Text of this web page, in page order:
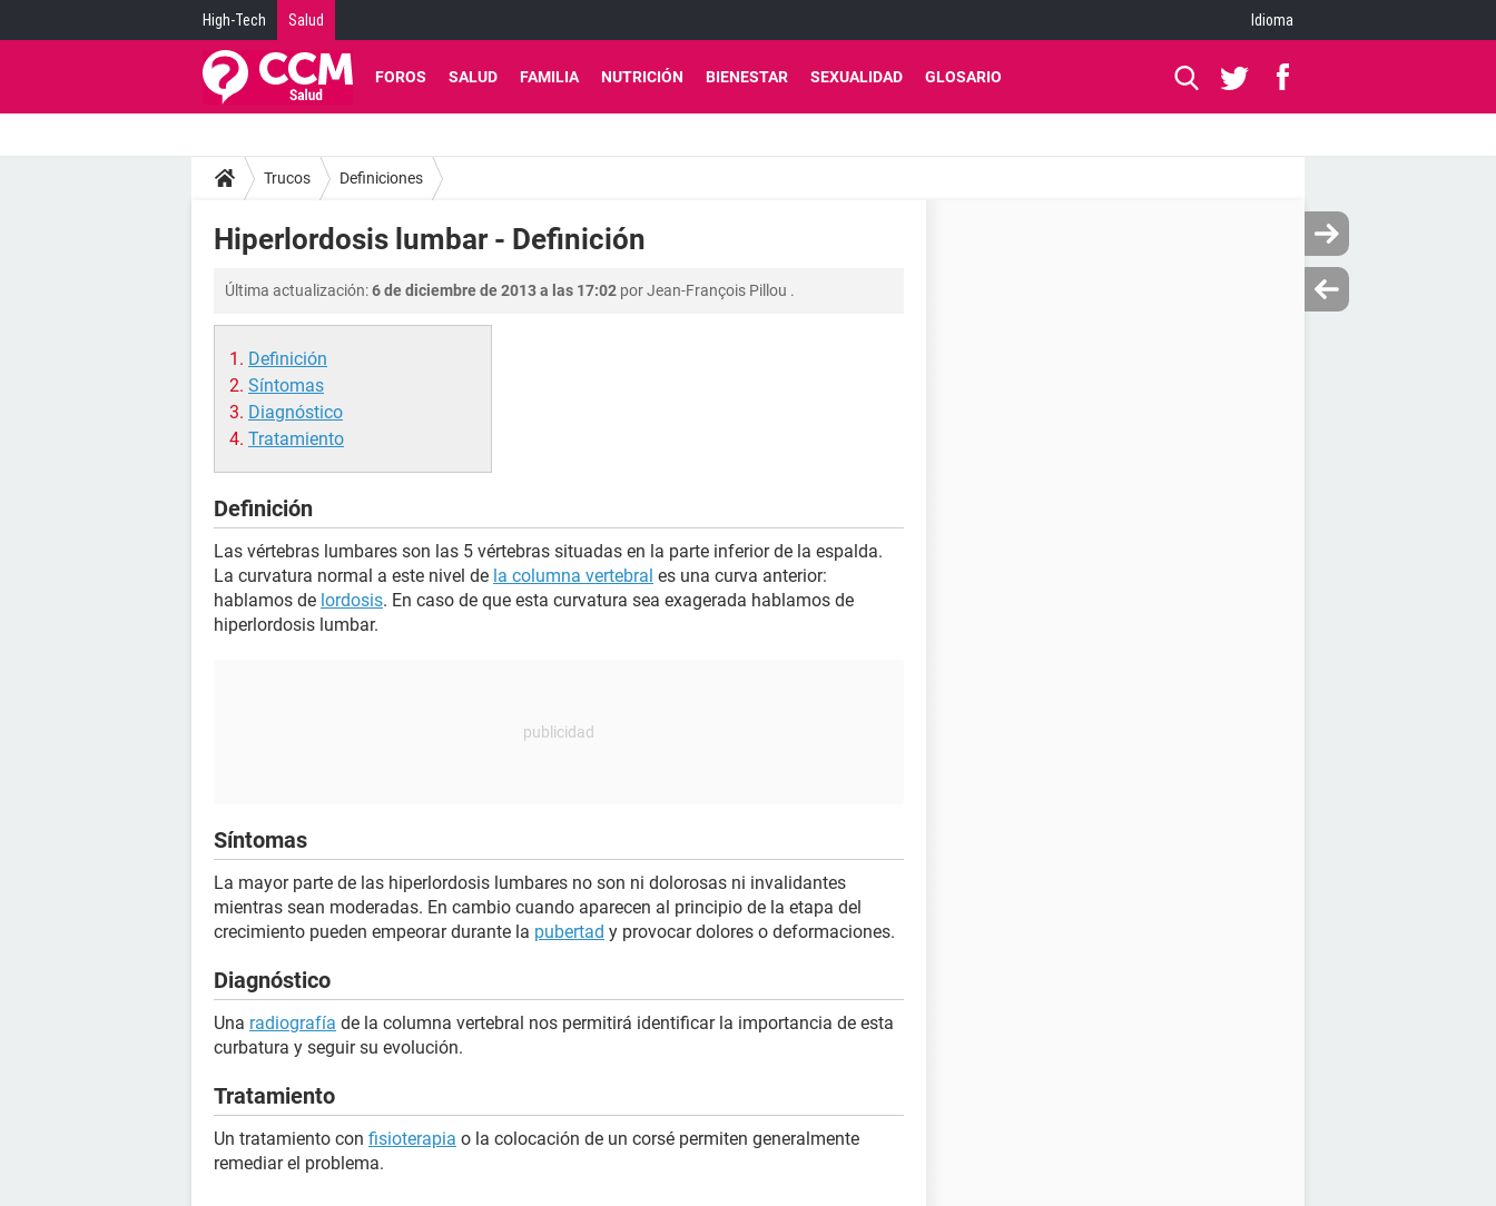
High-Tech Salud Idioma
FOROS SALUD FAMILIA NUTRICIÓN BIENESTAR SEXUALIDAD GLOSARIO
Trucos Definiciones
Hiperlordosis lumbar - Definición
Última actualización:6 de diciembre de 2013 a las 17:02 porJean-François Pillou .
Definición
Síntomas
Diagnóstico
Tratamiento
Definición
Las vértebras lumbares son las 5 vértebras situadas en la parte inferior de la espalda.
La curvatura normal a este nivel de la columna vertebral es una curva anterior:
hablamos de lordosis. En caso de que esta curvatura sea exagerada hablamos de
hiperlordosis lumbar.
Síntomas
La mayor parte de las hiperlordosis lumbares no son ni dolorosas ni invalidantes
mientras sean moderadas. En cambio cuando aparecen al principio de la etapa del
crecimiento pueden empeorar durante la pubertad y provocar dolores o deformaciones.
Diagnóstico
Una radiografía de la columna vertebral nos permitirá identificar la importancia de esta
curbatura y seguir su evolución.
Tratamiento
Un tratamiento con fisioterapia o la colocación de un corsé permiten generalmente
remediar el problema.